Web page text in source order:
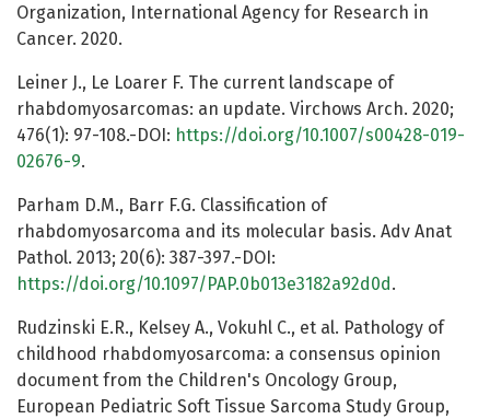
Organization, International Agency for Research in
Cancer. 2020.
Leiner J., Le Loarer F. The current landscape of
rhabdomyosarcomas: an update. Virchows Arch. 2020;
476(1): 97-108.-DOI: https://doi.org/10.1007/s00428-019-
02676-9.
Parham D.M., Barr F.G. Classification of
rhabdomyosarcoma and its molecular basis. Adv Anat
Pathol. 2013; 20(6): 387-397.-DOI:
https://doi.org/10.1097/PAP.0b013e3182a92d0d .
Rudzinski E.R., Kelsey A., Vokuhl C., et al. Pathology of
childhood rhabdomyosarcoma: a consensus opinion
document from the Children's Oncology Group,
European Pediatric Soft Tissue Sarcoma Study Group,